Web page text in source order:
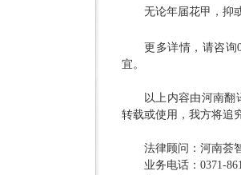
无论年届花甲，抑
更多详情，请咨询
宜。
以上内容由河南翻
转载或使用，我方将追
法律顾问：河南荟
业务电话：0371-